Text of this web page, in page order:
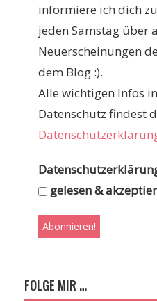
informiere ich dich
jeden Samstag über
Neuerscheinungen
dem Blog :).
Alle wichtigen Infos
Datenschutz findest
gelesen &
FOLGE MIR …